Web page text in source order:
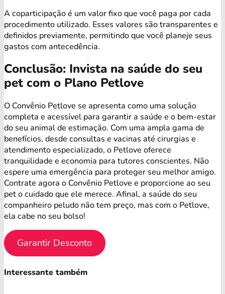
A coparticipação é um valor fixo que você paga por cada
procedimento utilizado. Esses valores são transparentes e
definidos previamente, permitindo que você planeje seus
gastos com antecedência.
Conclusão: Invista na saúde do seu
pet com o Plano Petlove
O Convênio Petlove se apresenta como uma solução
completa e acessível para garantir a saúde e o bem-estar
do seu animal de estimação. Com uma ampla gama de
benefícios, desde consultas e vacinas até cirurgias e
atendimento especializado, o Petlove oferece
tranquilidade e economia para tutores conscientes. Não
espere uma emergência para proteger seu melhor amigo.
Contrate agora o Convênio Petlove e proporcione ao seu
pet o cuidado que ele merece. Afinal, a saúde do seu
companheiro peludo não tem preço, mas com o Petlove,
ela cabe no seu bolso!
Garantir Desconto
Interessante também